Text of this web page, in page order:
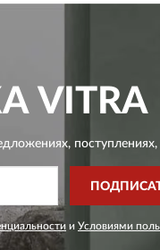
VITRA
и Условиями